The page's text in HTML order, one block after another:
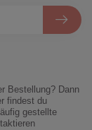
Bestellung? Dann
findest du
gestellte